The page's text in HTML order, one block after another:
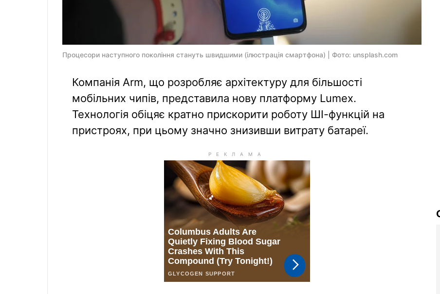
Процесори наступного покоління стануть швидшими (ілюстрація смартфона) | Фото: unsplash.com
Компанія Arm, що розробляє архітектуру для більшості
мобільних чипів, представила нову платформу Lumex.
Технологія обіцяє кратно прискорити роботу ШІ-функцій на
пристроях, при цьому значно знизивши витрату батареї.